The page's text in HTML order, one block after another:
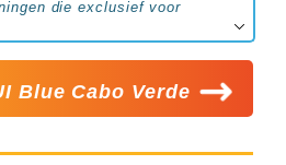
die exclusief voor
Blue Cabo Verde